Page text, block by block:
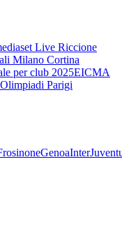
Live Riccione
Milano Cortina
per club 2025EICMA
Olimpiadi Parigi
GenoaInter